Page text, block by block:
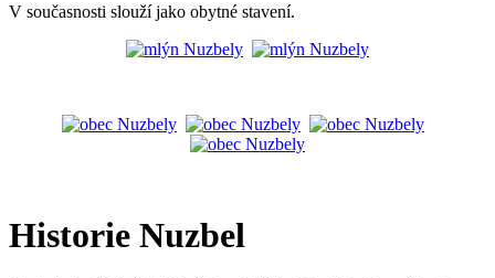
V současnosti slouží jako obytné stavení.
Historie Nuzbel